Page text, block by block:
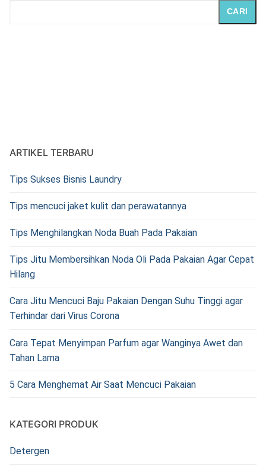
CARI
ARTIKEL TERBARU
Tips Sukses Bisnis Laundry
Tips mencuci jaket kulit dan perawatannya
Tips Menghilangkan Noda Buah Pada Pakaian
Tips Jitu Membersihkan Noda Oli Pada Pakaian Agar Cepat
Hilang
Cara Jitu Mencuci Baju Pakaian Dengan Suhu Tinggi agar
Terhindar dari Virus Corona
Cara Tepat Menyimpan Parfum agar Wanginya Awet dan
Tahan Lama
5 Cara Menghemat Air Saat Mencuci Pakaian
KATEGORI PRODUK
Detergen